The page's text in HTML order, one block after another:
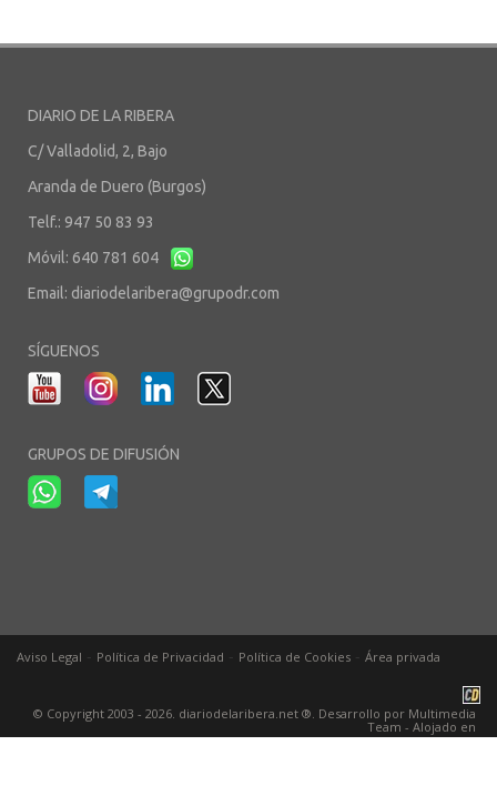
DIARIO DE LA RIBERA
C/ Valladolid, 2, Bajo
Aranda de Duero (Burgos)
Telf.: 947 50 83 93
Móvil: 640 781 604
Email: diariodelaribera@grupodr.com
SÍGUENOS
GRUPOS DE DIFUSIÓN
Aviso Legal Política de Privacidad Política de Cookies Área privada
© Copyright 2003 - 2026. diariodelaribera.net ®. Desarrollo por Multimedia
Team - Alojado en